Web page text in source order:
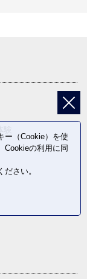
ー（Cookie）を使
Cookieの利用に同
ださい。